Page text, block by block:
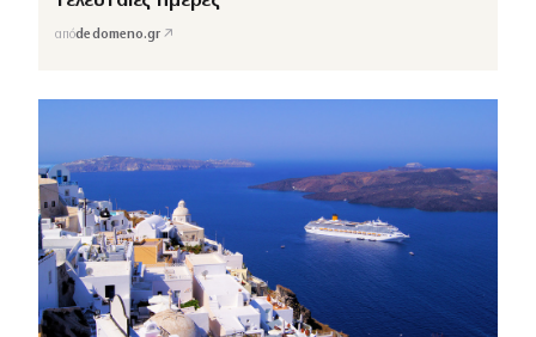
απόdedomeno.gr ↗